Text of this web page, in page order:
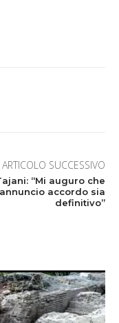
ARTICOLO SUCCESSIVO
“Mi auguro che
annuncio accordo sia
definitivo”